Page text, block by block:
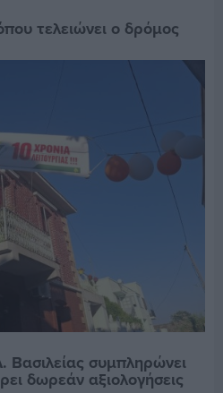
τελειώνει ο δρόμος
Βασιλείας συμπληρώνει
δωρεάν αξιολογήσεις